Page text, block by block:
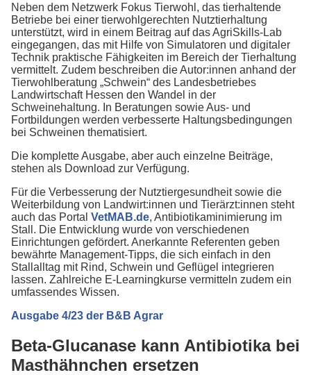
Neben dem Netzwerk Fokus Tierwohl, das tierhaltende
Betriebe bei einer tierwohlgerechten Nutztierhaltung
unterstützt, wird in einem Beitrag auf das AgriSkills-Lab
eingegangen, das mit Hilfe von Simulatoren und digitaler
Technik praktische Fähigkeiten im Bereich der Tierhaltung
vermittelt. Zudem beschreiben die Autor:innen anhand der
Tierwohlberatung „Schwein“ des Landesbetriebes
Landwirtschaft Hessen den Wandel in der
Schweinehaltung. In Beratungen sowie Aus- und
Fortbildungen werden verbesserte Haltungsbedingungen
bei Schweinen thematisiert.
Die komplette Ausgabe, aber auch einzelne Beiträge,
stehen als Download zur Verfügung.
Für die Verbesserung der Nutztiergesundheit sowie die
Weiterbildung von Landwirt:innen und Tierärzt:innen steht
auch das Portal VetMAB.de, Antibiotikaminimierung im
Stall. Die Entwicklung wurde von verschiedenen
Einrichtungen gefördert. Anerkannte Referenten geben
bewährte Management-Tipps, die sich einfach in den
Stallalltag mit Rind, Schwein und Geflügel integrieren
lassen. Zahlreiche E-Learningkurse vermitteln zudem ein
umfassendes Wissen.
Ausgabe 4/23 der B&B Agrar
Beta-Glucanase kann Antibiotika bei
Masthähnchen ersetzen